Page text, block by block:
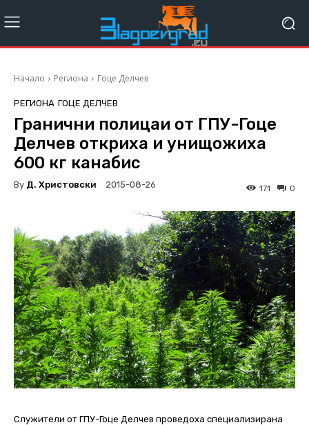
Начало Региона Гоце Делчев
РЕГИОНА ГОЦЕ ДЕЛЧЕВ
Гранични полицаи от ГПУ-Гоце
Делчев откриха и унищожиха
600 кг канабис
By Д. Христовски 2015-08-26 0
171
Служители от ГПУ-Гоце Делчев проведоха специализирана